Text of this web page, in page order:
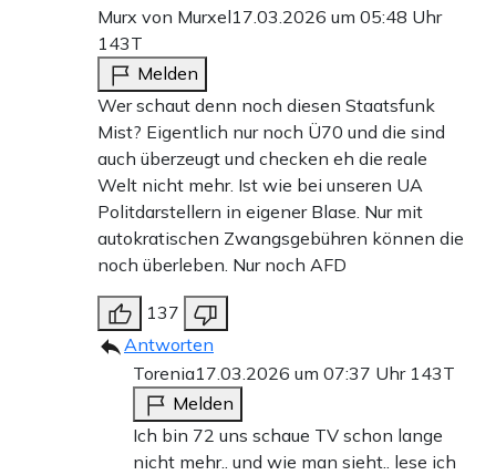
Murx von Murxel17.03.2026 um 05:48 Uhr
143T
Melden
Wer schaut denn noch diesen Staatsfunk
Mist? Eigentlich nur noch Ü70 und die sind
auch überzeugt und checken eh die reale
Welt nicht mehr. Ist wie bei unseren UA
Politdarstellern in eigener Blase. Nur mit
autokratischen Zwangsgebühren können die
noch überleben. Nur noch AFD
137
Antworten
Torenia17.03.2026 um 07:37 Uhr 143T
Melden
Ich bin 72 uns schaue TV schon lange
nicht mehr.. und wie man sieht.. lese ich